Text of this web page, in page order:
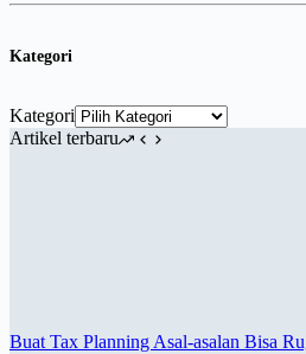
Kategori
Kategori
Artikel terbaru
Buat Tax Planning Asal-asalan Bisa